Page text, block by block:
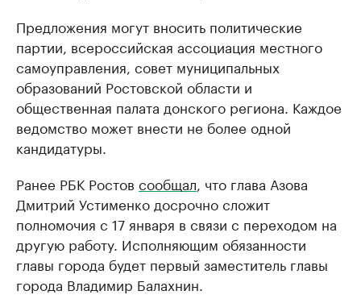
Предложения могут вносить политические
партии, всероссийская ассоциация местного
самоуправления, совет муниципальных
образований Ростовской области и
общественная палата донского региона. Каждое
ведомство может внести не более одной
кандидатуры.
Ранее РБК Ростов сообщал , что глава Азова
Дмитрий Устименко досрочно сложит
полномочия с 17 января в связи с переходом на
другую работу. Исполняющим обязанности
главы города будет первый заместитель главы
города Владимир Балахнин.